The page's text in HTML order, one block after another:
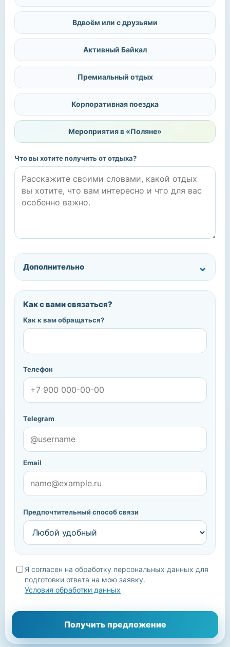
Вдвоём или с друзьями
Активный Байкал
Премиальный отдых
Корпоративная поездка
Мероприятия в «Поляне»
Что вы хотите получить от отдыха?
Дополнительно
Как с вами связаться?
Как к вам обращаться?
Телефон
Telegram
Email
Предпочтительный способ связи
Я согласен на обработку персональных данных для
подготовки ответа на мою заявку.
Условия обработки данных
Получить предложение
свяжемся с вами.